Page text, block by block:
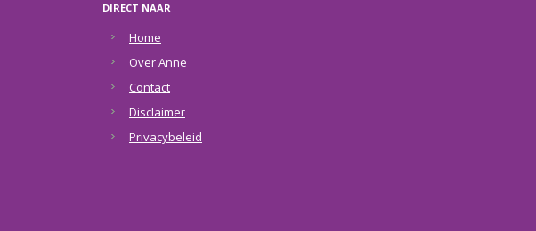
DIRECT NAAR
Home
Over Anne
Contact
Disclaimer
Privacybeleid